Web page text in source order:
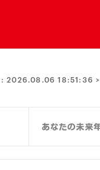
:2026.08.06 18:51:36 >